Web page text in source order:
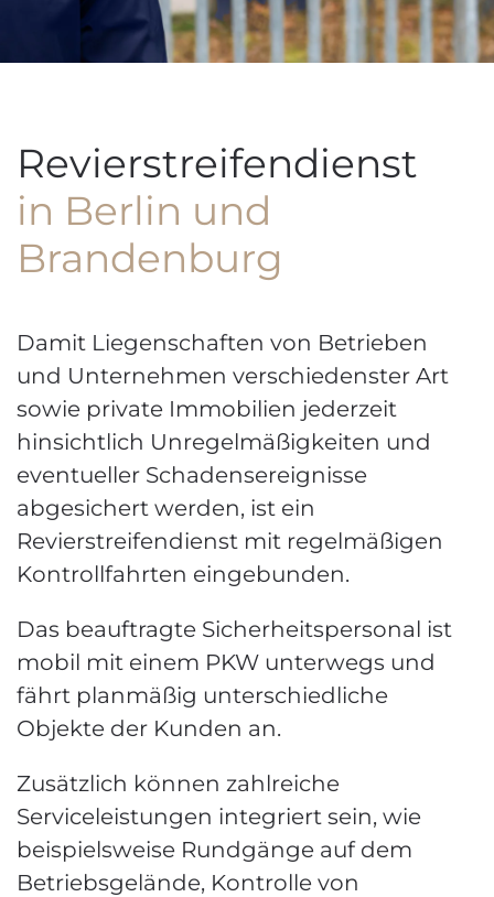
Revierstreifendienst
in Berlin und
Brandenburg
Damit Liegenschaften von Betrieben
und Unternehmen verschiedenster Art
sowie private Immobilien jederzeit
hinsichtlich Unregelmäßigkeiten und
eventueller Schadensereignisse
abgesichert werden, ist ein
Revierstreifendienst mit regelmäßigen
Kontrollfahrten eingebunden.
Das beauftragte Sicherheitspersonal ist
mobil mit einem PKW unterwegs und
fährt planmäßig unterschiedliche
Objekte der Kunden an.
Zusätzlich können zahlreiche
Serviceleistungen integriert sein, wie
beispielsweise Rundgänge auf dem
Betriebsgelände, Kontrolle von